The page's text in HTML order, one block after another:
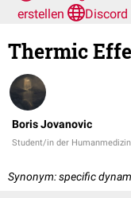
erstellen
Discord
Thermic
Boris Jovanovic
Student/in der Humanmedizin
Synonym: specific